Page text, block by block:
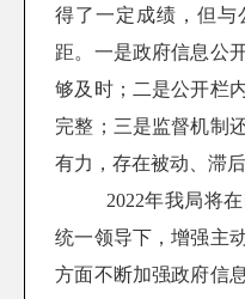
得了一定成绩，但与
距。一是政府信息公
够及时；二是公开栏
完整；三是监督机制
有力，存在被动、滞后
2022年我局将
统一领导下，增强主
方面不断加强政府信